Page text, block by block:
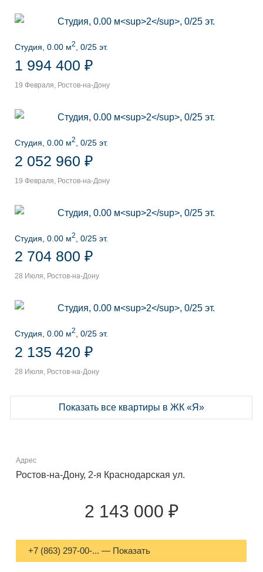
Студия, 0.00 м2 , 0/25 эт.
1 994 400 ₽
19 Февраля, Ростов-на-Дону
Студия, 0.00 м2 , 0/25 эт.
2 052 960 ₽
19 Февраля, Ростов-на-Дону
Студия, 0.00 м2 , 0/25 эт.
2 704 800 ₽
28 Июля, Ростов-на-Дону
Студия, 0.00 м2 , 0/25 эт.
2 135 420 ₽
28 Июля, Ростов-на-Дону
Показать все квартиры в ЖК «Я»
Адрес
Ростов-на-Дону, 2-я Краснодарская ул.
2 143 000 ₽
+7 (863) 297-00-... — Показать